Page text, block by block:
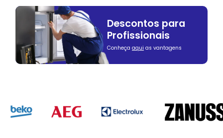
Descontos para
Profissionais
Conheça aqui as vantagens